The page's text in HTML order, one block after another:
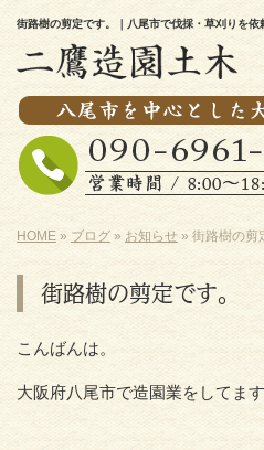
街路樹の剪定です。｜八尾市で伐採・草刈りを依
HOME » ブログ » お知らせ » 街路樹の剪
街路樹の剪定です。
こんばんは。
大阪府八尾市で造園業をしてま